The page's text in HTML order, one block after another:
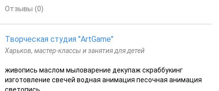
Отзывы (0)
Творческая студия "ArtGame"
Харьков, мастер-классы и занятия для детей
живопись маслом мыловарение декупаж скраббукинг
изготовление свечей водная анимация песочная анимация
светопись